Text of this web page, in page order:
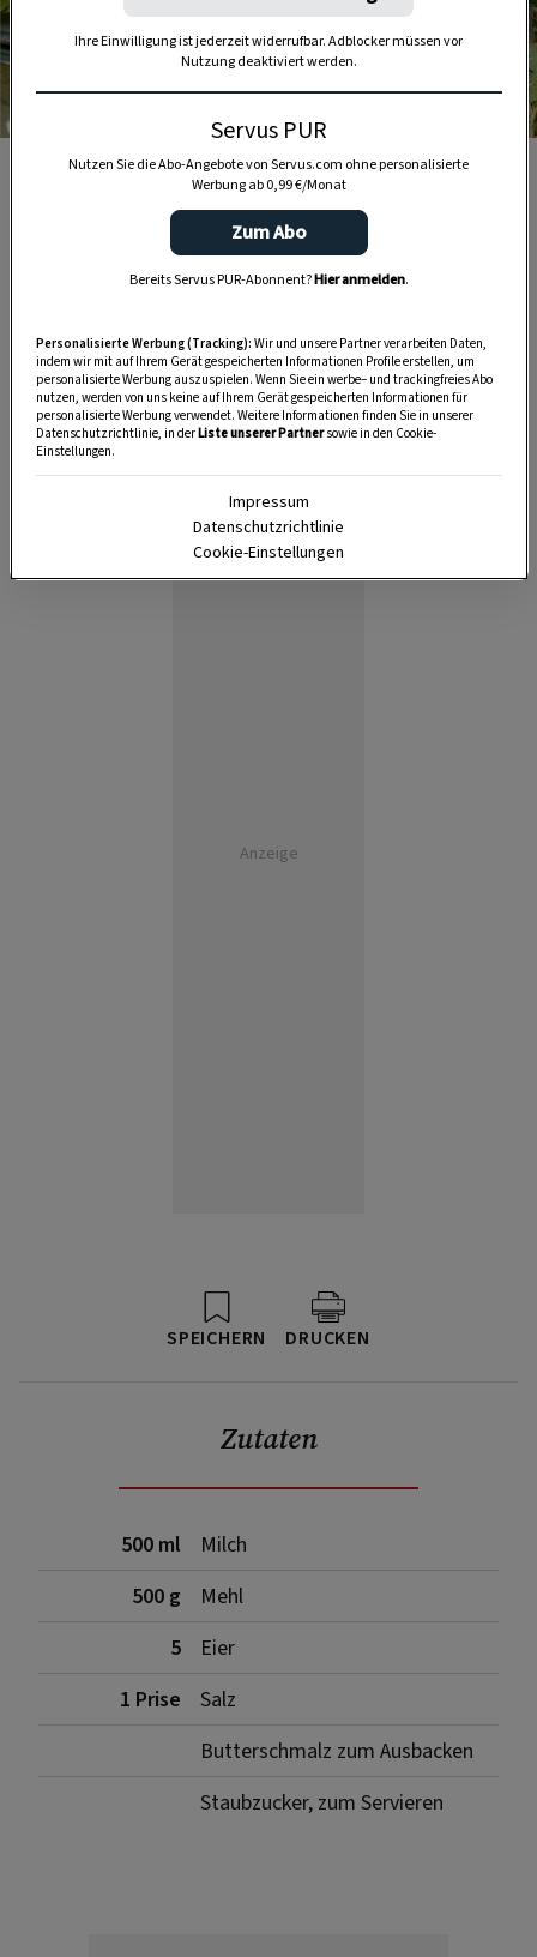
Wenn zu Maria Lichtmess die Christbäume aus dem Haus
kommen, werden deren Spitzen abgeschnitten, entnadelt
und zu „Muas-Sprudlern“ geschnitzt
45 Minuten
Anzeige
SPEICHERN DRUCKEN
Zutaten
500 ml
Milch
500 g
Mehl
5
Eier
1 Prise
Salz
Butterschmalz zum Ausbacken
Staubzucker, zum Servieren
Ihre Einwilligung ist jederzeit widerrufbar. Adblocker müssen vor
Nutzung deaktiviert werden.
Servus PUR
Nutzen Sie die Abo-Angebote von Servus.com ohne personalisierte
Werbung ab 0,99 €/Monat
Zum Abo
Bereits Servus PUR-Abonnent?Hier anmelden.
Personalisierte Werbung (Tracking): Wir und unsere Partner verarbeiten Daten,
indem wir mit auf Ihrem Gerät gespeicherten Informationen Profile erstellen, um
personalisierte Werbung auszuspielen. Wenn Sie ein werbe– und trackingfreies Abo
nutzen, werden von uns keine auf Ihrem Gerät gespeicherten Informationen für
personalisierte Werbung verwendet. Weitere Informationen finden Sie in unserer
Datenschutzrichtlinie, in derListe unserer Partnersowie in den Cookie-
Einstellungen.
Impressum
Datenschutzrichtlinie
Cookie-Einstellungen